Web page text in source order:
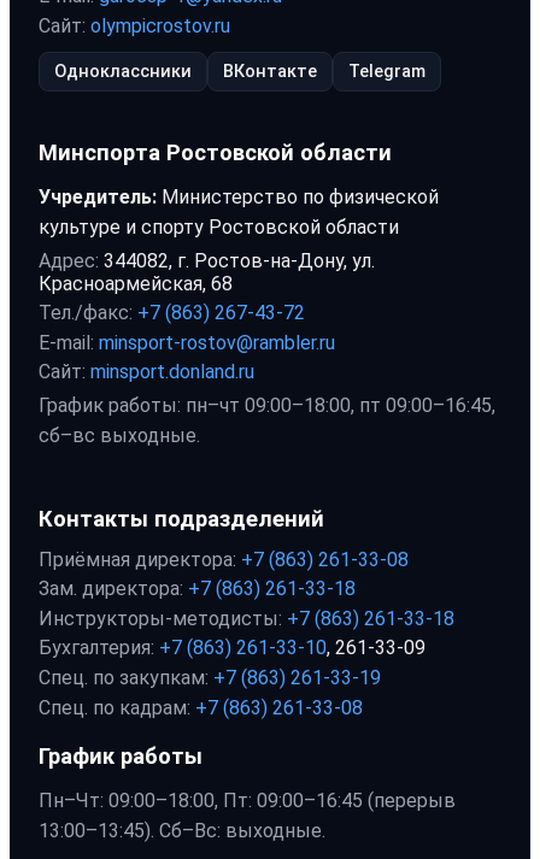
Сайт: olympicrostov.ru
Одноклассники ВКонтакте Telegram
Минспорта Ростовской области
Учредитель: Министерство по физической
культуре и спорту Ростовской области
Адрес: 344082, г. Ростов-на-Дону, ул.
Красноармейская, 68
Тел./факс: +7 (863) 267-43-72
E-mail: minsport-rostov@rambler.ru
Сайт: minsport.donland.ru
График работы: пн–чт 09:00–18:00, пт 09:00–16:45,
сб–вс выходные.
Контакты подразделений
Приёмная директора: +7 (863) 261-33-08
Зам. директора: +7 (863) 261-33-18
Инструкторы-методисты: +7 (863) 261-33-18
Бухгалтерия: +7 (863) 261-33-10, 261-33-09
Спец. по закупкам: +7 (863) 261-33-19
Спец. по кадрам: +7 (863) 261-33-08
График работы
Пн–Чт: 09:00–18:00, Пт: 09:00–16:45 (перерыв
13:00–13:45). Сб–Вс: выходные.